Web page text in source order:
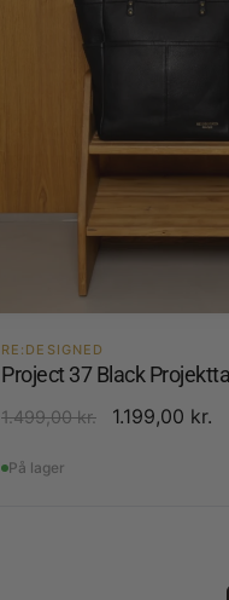
RE:DESIGNED
Project 37 Black
1.499,00kr. 1.199,00 kr.
På lager